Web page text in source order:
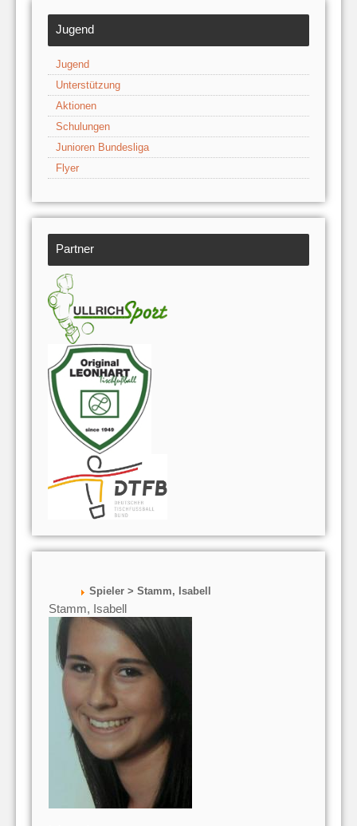
Jugend
Jugend
Unterstützung
Aktionen
Schulungen
Junioren Bundesliga
Flyer
Partner
Spieler > Stamm, Isabell
Stamm, Isabell